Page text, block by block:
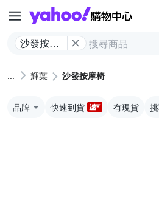
沙發按摩
輝葉 沙發按摩椅
品牌 快速到貨 有現貨